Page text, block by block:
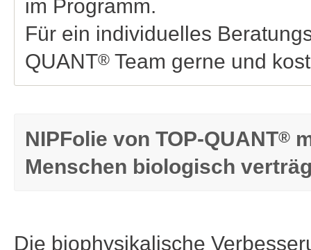
im Programm.
Für ein individuelles
QUANT® Team gerne und
NIPFolie von TOP-QUANT®
Menschen biologisch
Die biophysikalische